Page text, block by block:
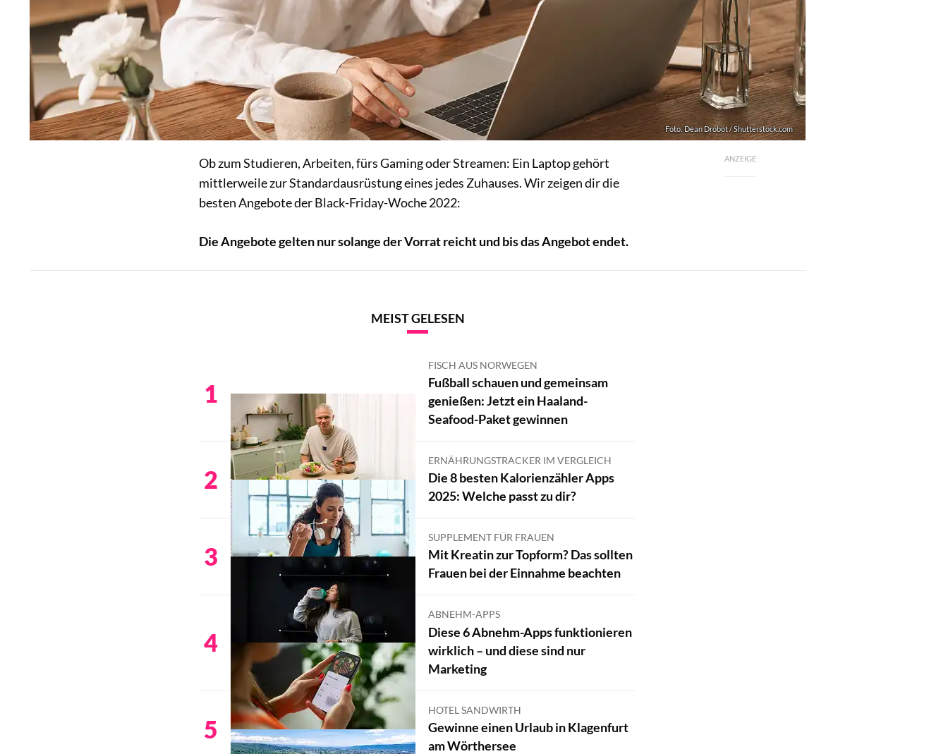
Foto: Dean Drobot / Shutterstock.com
ANZEIGE
Ob zum Studieren, Arbeiten, fürs Gaming oder Streamen: Ein Laptop gehört
mittlerweile zur Standardausrüstung eines jedes Zuhauses. Wir zeigen dir die
besten Angebote der Black-Friday-Woche 2022:
Die Angebote gelten nur solange der Vorrat reicht und bis das Angebot endet.
MEIST GELESEN
1
FISCH AUS NORWEGEN
Fußball schauen und gemeinsam
genießen: Jetzt ein Haaland-
Seafood-Paket gewinnen
2
ERNÄHRUNGSTRACKER IM VERGLEICH
Die 8 besten Kalorienzähler Apps
2025: Welche passt zu dir?
3
SUPPLEMENT FÜR FRAUEN
Mit Kreatin zur Topform? Das sollten
Frauen bei der Einnahme beachten
4
ABNEHM-APPS
Diese 6 Abnehm-Apps funktionieren
wirklich – und diese sind nur
Marketing
5
HOTEL SANDWIRTH
Gewinne einen Urlaub in Klagenfurt
am Wörthersee